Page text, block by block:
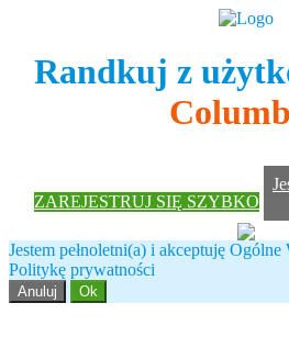
Randkuj z
ZAREJESTRUJ SIĘ SZYBKO
Jestem pełnoletni(a) i akceptuję
Politykę prywatności
Anuluj Ok